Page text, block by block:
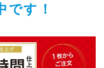
です！